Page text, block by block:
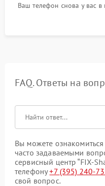
Ваш телефон снова у вас
FAQ. Ответы на
Вы можете
часто задаваемыми
сервисный центр “FIX-
телефону+7 (395) 240-
свой вопрос.